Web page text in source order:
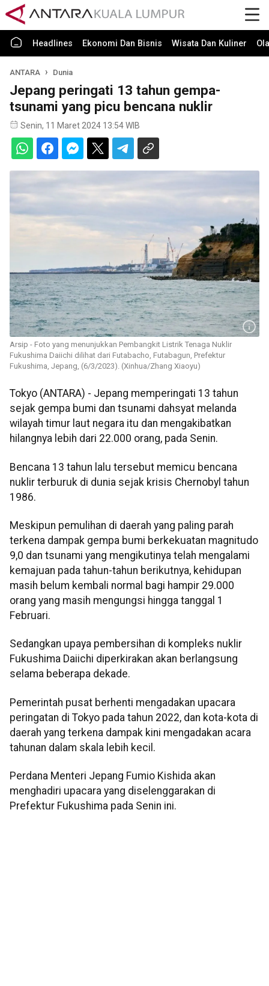
Headlines Ekonomi Dan Bisnis Wisata Dan Kuliner
ANTARA Dunia
Jepang peringati 13 tahun gempa-
tsunami yang picu bencana nuklir
Senin, 11 Maret 2024 13:54 WIB
Arsip - Foto yang menunjukkan Pembangkit Listrik Tenaga Nuklir
Fukushima Daiichi dilihat dari Futabacho, Futabagun, Prefektur
Fukushima, Jepang, (6/3/2023). (Xinhua/Zhang Xiaoyu)
Tokyo (ANTARA) - Jepang memperingati 13 tahun
sejak gempa bumi dan tsunami dahsyat melanda
wilayah timur laut negara itu dan mengakibatkan
hilangnya lebih dari 22.000 orang, pada Senin.
Bencana 13 tahun lalu tersebut memicu bencana
nuklir terburuk di dunia sejak krisis Chernobyl tahun
1986.
Meskipun pemulihan di daerah yang paling parah
terkena dampak gempa bumi berkekuatan magnitudo
9,0 dan tsunami yang mengikutinya telah mengalami
kemajuan pada tahun-tahun berikutnya, kehidupan
masih belum kembali normal bagi hampir 29.000
orang yang masih mengungsi hingga tanggal 1
Februari.
Sedangkan upaya pembersihan di kompleks nuklir
Fukushima Daiichi diperkirakan akan berlangsung
selama beberapa dekade.
Pemerintah pusat berhenti mengadakan upacara
peringatan di Tokyo pada tahun 2022, dan kota-kota di
daerah yang terkena dampak kini mengadakan acara
tahunan dalam skala lebih kecil.
Perdana Menteri Jepang Fumio Kishida akan
menghadiri upacara yang diselenggarakan di
Prefektur Fukushima pada Senin ini.